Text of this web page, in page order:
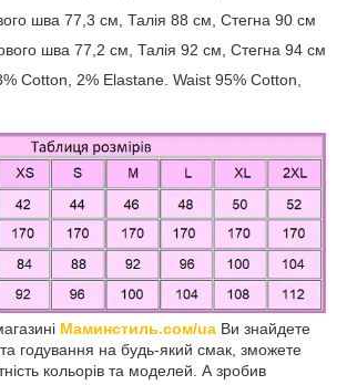
шва 77,3 см, Талія 88 см, Стегна 90 см
шва 77,2 см, Талія 92 см, Стегна 94 см
Cotton, 2% Elastane. Waist 95% Cotton,
Маминстиль.сом/ua Ви знайдете
та годування на будь-який смак, зможете
кольорів та моделей. А зробив